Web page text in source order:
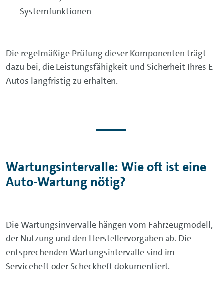
Systemfunktionen
Die regelmäßige Prüfung dieser Komponenten trägt
dazu bei, die Leistungsfähigkeit und Sicherheit Ihres E-
Autos langfristig zu erhalten.
Wartungsintervalle: Wie oft ist eine
Auto-Wartung nötig?
Die Wartungsinvervalle hängen vom Fahrzeugmodell,
der Nutzung und den Herstellervorgaben ab. Die
entsprechenden Wartungsintervalle sind im
Serviceheft oder Scheckheft dokumentiert.